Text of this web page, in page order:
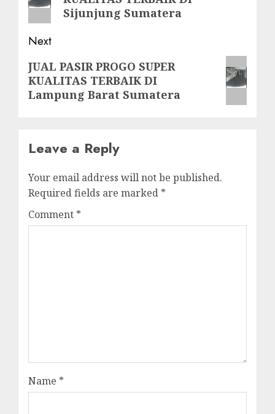
Sijunjung Sumatera
Next
Next
post:
JUAL PASIR PROGO SUPER
KUALITAS TERBAIK DI
Lampung Barat Sumatera
Leave a Reply
Your email address will not be published.
Required fields are marked *
Comment *
Name *